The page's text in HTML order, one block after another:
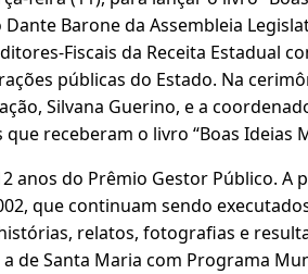
Barone da Assembleia
Fiscais da Receita Estadual
públicas do Estado. Na
Silvana Guerino, e a
que receberam o livro “Boas Ideias
anos do Prêmio Gestor Público. A
que continuam sendo
relatos, fotografias e
de Santa Maria com Programa